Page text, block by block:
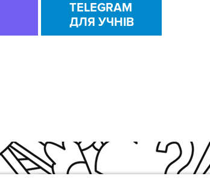
TELEGRAM
ДЛЯ УЧНІВ